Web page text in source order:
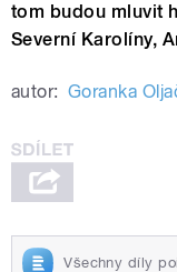
tom budou mluvit
Severní Karolíny,
autor: Goranka
Všechny díly